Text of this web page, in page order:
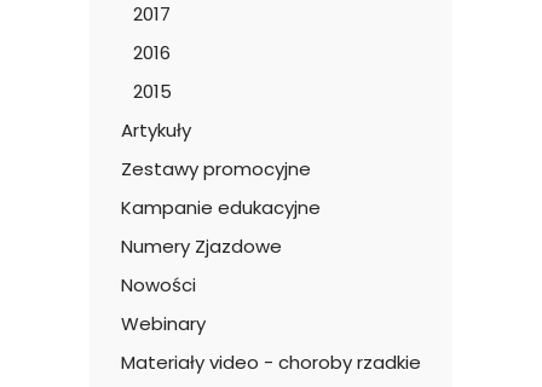
2017
2016
2015
Artykuły
Zestawy promocyjne
Kampanie edukacyjne
Numery Zjazdowe
Nowości
Webinary
Materiały video - choroby rzadkie